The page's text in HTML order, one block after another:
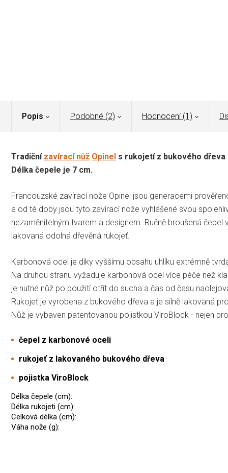
Popis Podobné (2) Hodnocení (1)
Tradiční zavírací nůž Opinel s rukojetí z bukového
Délka čepele je 7 cm.
Francouzské zavírací nože Opinel jsou generacemi
a od té doby jsou tyto zavírací nože vyhlášené svou
nezaměnitelným tvarem a designem. Ručně broušená
lakovaná odolná dřevěná rukojeť.
Karbonová ocel je díky vyššímu obsahu uhlíku extrémně
Na druhou stranu vyžaduje karbonová ocel více péče než
je nutné nůž po použití otřít do sucha a čas od času
Rukojeť je vyrobena z bukového dřeva a je silně lakovaná
Nůž je vybaven patentovanou pojistkou ViroBlock - nejen
čepel z karbonové oceli
rukojeť z lakovaného bukového dřeva
pojistka ViroBlock
Délka čepele (cm):
Délka rukojeti (cm):
Celková délka (cm):
Váha nože (g):